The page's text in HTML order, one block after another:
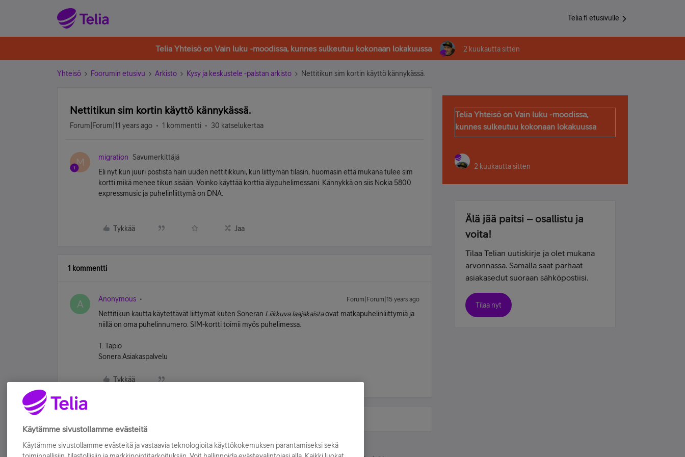
Telia.fi etusivulle
Telia Yhteisö on Vain luku -moodissa, kunnes sulkeutuu kokonaan lokakuussa 2 kuukautta sitten
Yhteisö Foorumin etusivu Arkisto Kysy ja keskustele -palstan arkisto Nettitikun sim kortin käyttö kännykässä.
Nettitikun sim kortin käyttö kännykässä.
Forum|Forum|11 years ago 1 kommentti 30 katselukertaa
M migration
Savumerkittäjä
Eli nyt kun juuri postista hain uuden nettitikkuni, kun liittymän tilasin, huomasin että mukana tulee sim
kortti mikä menee tikun sisään. Voinko käyttää korttia älypuhelimessani. Kännykkä on siis Nokia 5800
expressmusic ja puhelinliittymä on DNA.
Tykkää Jaa
1 kommentti
A Anonymous Forum|Forum|15 years ago
Nettitikun kautta käytettävät liittymät kuten Soneran Liikkuva laajakaistaovat matkapuhelinliittymiä ja
niillä on oma puhelinnumero. SIM-kortti toimii myös puhelimessa.
T. Tapio
Sonera Asiakaspalvelu
Tykkää
Telia Yhteisö on Vain luku -moodissa,
kunnes sulkeutuu kokonaan lokakuussa
2 kuukautta sitten
Älä jää paitsi – osallistu ja
voita!
Tilaa Telian uutiskirje ja olet mukana
arvonnassa. Samalla saat parhaat
asiakasedut suoraan sähköpostiisi.
Tilaa nyt
Käytämme sivustollamme evästeitä
Käytämme sivustollamme evästeitä ja vastaavia teknologioita käyttökokemuksen parantamiseksi sekä